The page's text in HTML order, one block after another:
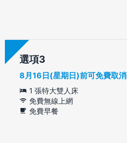
選項
8月16日(星期日)前可免費取消
1 張特大雙人床
免費無線上網
免費早餐